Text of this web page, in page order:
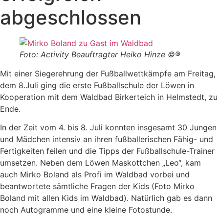
abgeschlossen
Foto: Activity Beauftragter Heiko Hinze ©®
Mit einer Siegerehrung der Fußballwettkämpfe am Freitag,
dem 8.Juli ging die erste Fußballschule der Löwen in
Kooperation mit dem Waldbad Birkerteich in Helmstedt, zu
Ende.
In der Zeit vom 4. bis 8. Juli konnten insgesamt 30 Jungen
und Mädchen intensiv an ihren fußballerischen Fähig- und
Fertigkeiten feilen und die Tipps der Fußballschule-Trainer
umsetzen. Neben dem Löwen Maskottchen „Leo“, kam
auch Mirko Boland als Profi im Waldbad vorbei und
beantwortete sämtliche Fragen der Kids (Foto Mirko
Boland mit allen Kids im Waldbad). Natürlich gab es dann
noch Autogramme und eine kleine Fotostunde.